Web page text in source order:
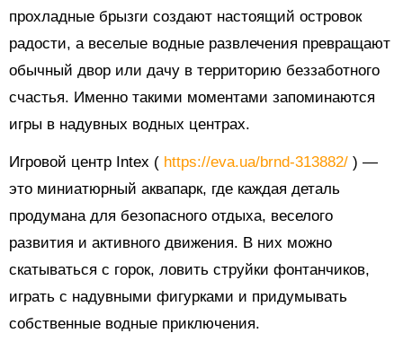
прохладные брызги создают настоящий островок
радости, а веселые водные развлечения превращают
обычный двор или дачу в территорию беззаботного
счастья. Именно такими моментами запоминаются
игры в надувных водных центрах.
Игровой центр Intex ( https://eva.ua/brnd-313882/ ) —
это миниатюрный аквапарк, где каждая деталь
продумана для безопасного отдыха, веселого
развития и активного движения. В них можно
скатываться с горок, ловить струйки фонтанчиков,
играть с надувными фигурками и придумывать
собственные водные приключения.